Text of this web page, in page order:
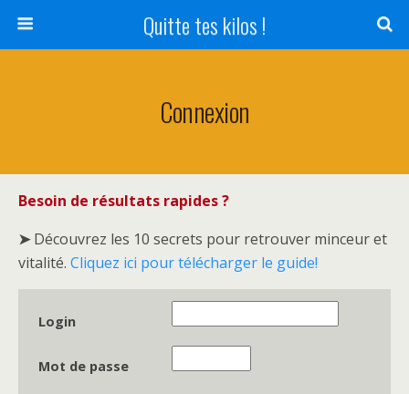
Quitte tes kilos !
Connexion
Besoin de résultats rapides ?
➤Découvrez les 10 secrets pour retrouver minceur et
vitalité. Cliquez ici pour télécharger le guide!
Login
Mot de passe